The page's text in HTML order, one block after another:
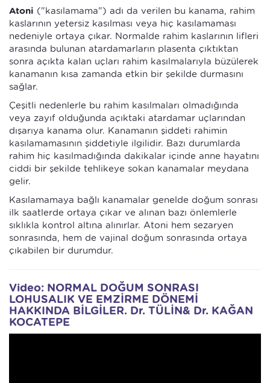
Atoni ("kasılamama") adı da verilen bu kanama, rahim
kaslarının yetersiz kasılması veya hiç kasılamaması
nedeniyle ortaya çıkar. Normalde rahim kaslarının lifleri
arasında bulunan atardamarların plasenta çıktıktan
sonra açıkta kalan uçları rahim kasılmalarıyla büzülerek
kanamanın kısa zamanda etkin bir şekilde durmasını
sağlar.
Çeşitli nedenlerle bu rahim kasılmaları olmadığında
veya zayıf olduğunda açıktaki atardamar uçlarından
dışarıya kanama olur. Kanamanın şiddeti rahimin
kasılamamasının şiddetiyle ilgilidir. Bazı durumlarda
rahim hiç kasılmadığında dakikalar içinde anne hayatını
ciddi bir şekilde tehlikeye sokan kanamalar meydana
gelir.
Kasılamamaya bağlı kanamalar genelde doğum sonrası
ilk saatlerde ortaya çıkar ve alınan bazı önlemlerle
sıklıkla kontrol altına alınırlar. Atoni hem sezaryen
sonrasında, hem de vajinal doğum sonrasında ortaya
çıkabilen bir durumdur.
Video: NORMAL DOĞUM SONRASI
LOHUSALIK VE EMZİRME DÖNEMİ
HAKKINDA BİLGİLER. Dr. TÜLİN& Dr. KAĞAN
KOCATEPE